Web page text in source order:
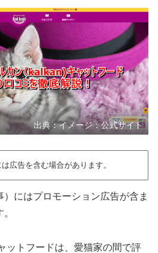
出典：イメージ：公式サイト
広告を含む場合があります。
にはプロモーション広告が含ま
ットフードは、愛猫家の間で評